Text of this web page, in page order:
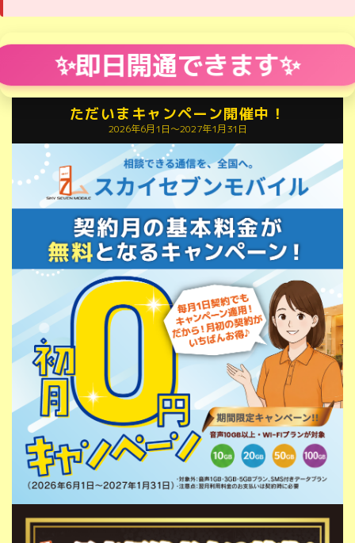
✨即日開通できます✨
ただいまキャンペーン開催中！
2026年6月1日〜2027年1月31日